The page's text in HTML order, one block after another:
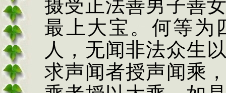
摄受正法善男子善
最上大宝。何等为
人，无闻非法众生
求声闻者授声闻乘